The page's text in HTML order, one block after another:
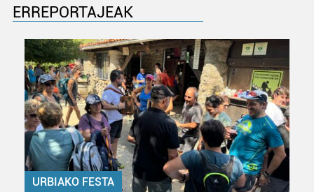
ERREPORTAJEAK
URBIAKO FESTA